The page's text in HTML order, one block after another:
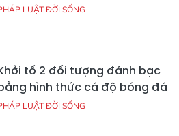
LUẬT ĐỜI SỐNG
tố 2 đối tượng đánh bạc
hình thức cá độ bóng đá
LUẬT ĐỜI SỐNG